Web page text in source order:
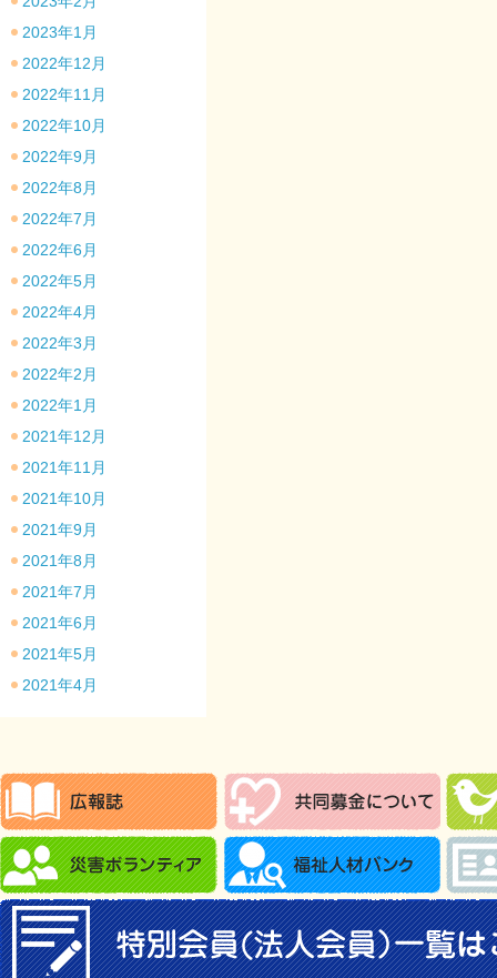
2023年1月
2022年12月
2022年11月
2022年10月
2022年9月
2022年8月
2022年7月
2022年6月
2022年5月
2022年4月
2022年3月
2022年2月
2022年1月
2021年12月
2021年11月
2021年10月
2021年9月
2021年8月
2021年7月
2021年6月
2021年5月
2021年4月